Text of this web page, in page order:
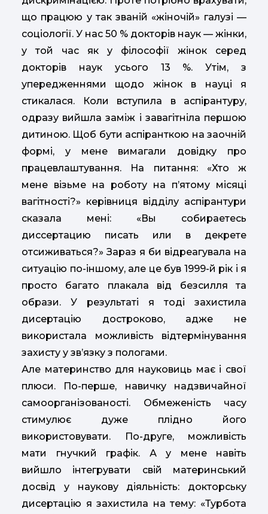
що працюю у так званій «жіночій» галузі —
соціології. У нас 50 % докторів наук — жінки,
у той час як у філософії жінок серед
докторів наук усього 13 %. Утім, з
упередженнями щодо жінок в науці я
стикалася. Коли вступила в аспірантуру,
одразу вийшла заміж і завагітніла першою
дитиною. Щоб бути аспіранткою на заочній
формі, у мене вимагали довідку про
працевлаштування. На питання: «Хто ж
мене візьме на роботу на п’ятому місяці
вагітності?» керівниця відділу аспірантури
сказала мені: «Вы собираетесь
диссертацию писать или в декрете
отсиживаться?» Зараз я би відреагувала на
ситуацію по-іншому, але це був 1999-й рік і я
просто багато плакала від безсилля та
образи. У результаті я тоді захистила
дисертацію достроково, адже не
використала можливість відтермінування
захисту у зв’язку з пологами.
Але материнство для науковиць має і свої
плюси. По-перше, навичку надзвичайної
самоорганізованості. Обмеженість часу
стимулює дуже плідно його
використовувати. По-друге, можливість
мати гнучкий графік. А у мене навіть
вийшло інтегрувати свій материнський
досвід у наукову діяльність: докторську
дисертацію я захистила на тему: «Турбота